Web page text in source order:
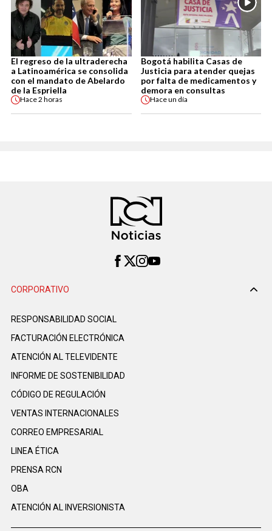
El regreso de la ultraderecha
a Latinoamérica se consolida
con el mandato de Abelardo
de la Espriella
Hace2 horas
Bogotá habilita Casas de
Justicia para atender quejas
por falta de medicamentos y
demora en consultas
Haceun día
CORPORATIVO
RESPONSABILIDAD SOCIAL
FACTURACIÓN ELECTRÓNICA
ATENCIÓN AL TELEVIDENTE
INFORME DE SOSTENIBILIDAD
CÓDIGO DE REGULACIÓN
VENTAS INTERNACIONALES
CORREO EMPRESARIAL
LINEA ÉTICA
PRENSA RCN
OBA
ATENCIÓN AL INVERSIONISTA